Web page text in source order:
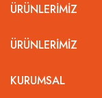
ÜRÜNLERIMIZ
ÜRÜNLERIMIZ
KURUMSAL